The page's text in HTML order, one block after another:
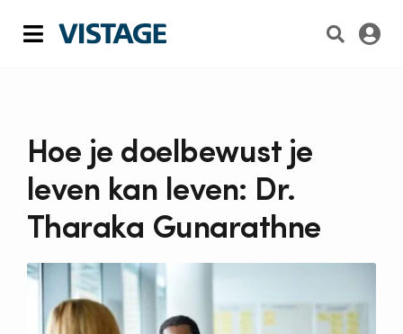
Toggle
De Vistage Chair
Inzichten & artikelen
Hoe je doelbewust je
leven kan leven: Dr.
Tharaka Gunarathne